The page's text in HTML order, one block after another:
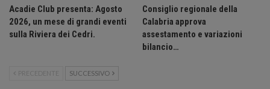
Acadie Club presenta: Agosto
2026, un mese di grandi eventi
sulla Riviera dei Cedri.
Consiglio regionale della
Calabria approva
assestamento e variazioni
bilancio…
PRECEDENTE SUCCESSIVO